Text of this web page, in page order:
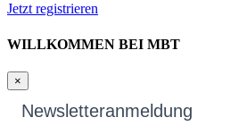
Jetzt registrieren
WILLKOMMEN BEI MBT
×
Newsletteranmeldung